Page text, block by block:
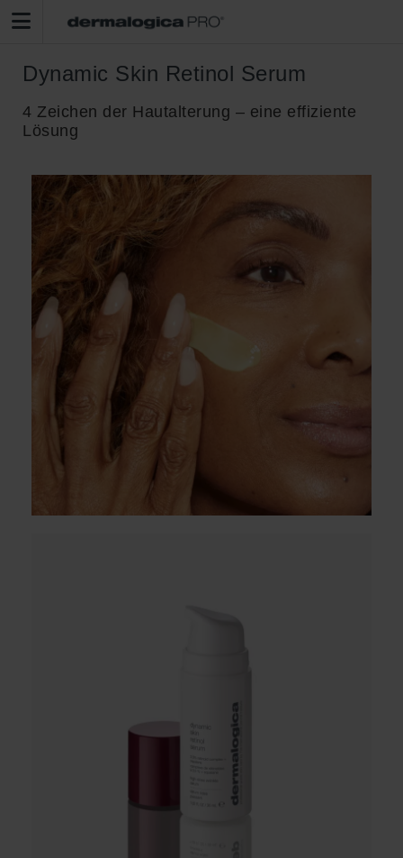
Dynamic Skin Retinol Serum
4 Zeichen der Hautalterung – eine effiziente
Lösung